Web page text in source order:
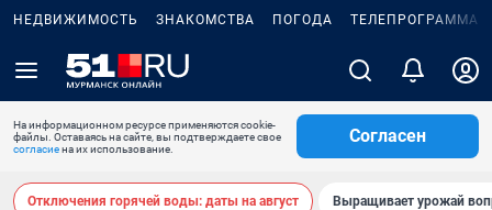
НЕДВИЖИМОСТЬ ЗНАКОМСТВА ПОГОДА ТЕЛЕПРОГРАММА
На информационном ресурсе применяются cookie-
файлы. Оставаясь на сайте, вы подтверждаете свое
согласиена их использование.
Согласен
Отключения горячей воды: даты на август Выращивает урожай